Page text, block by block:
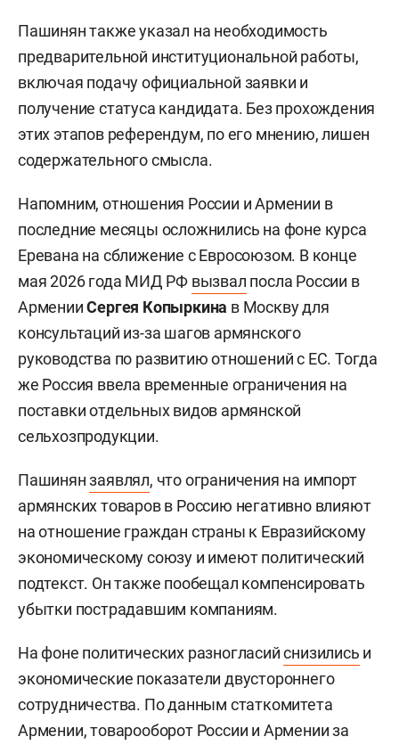
Пашинян также указал на необходимость
предварительной институциональной работы,
включая подачу официальной заявки и
получение статуса кандидата. Без прохождения
этих этапов референдум, по его мнению, лишен
содержательного смысла.
Напомним, отношения России и Армении в
последние месяцы осложнились на фоне курса
Еревана на сближение с Евросоюзом. В конце
мая 2026 года МИД РФ вызвал посла России в
АрменииСергея Копыркина в Москву для
консультаций из-за шагов армянского
руководства по развитию отношений с ЕС. Тогда
же Россия ввела временные ограничения на
поставки отдельных видов армянской
сельхозпродукции.
Пашинянзаявлял, что ограничения на импорт
армянских товаров в Россию негативно влияют
на отношение граждан страны к Евразийскому
экономическому союзу и имеют политический
подтекст. Он также пообещал компенсировать
убытки пострадавшим компаниям.
На фоне политических разногласийснизились и
экономические показатели двустороннего
сотрудничества. По данным статкомитета
Армении, товарооборот России и Армении за